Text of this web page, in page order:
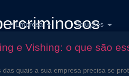
A Empresa Soluções
e Vishing: o que são
das quais a sua empresa precisa se